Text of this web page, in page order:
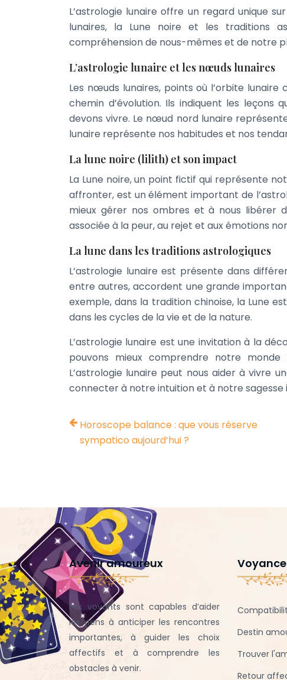
L’astrologie lunaire offre un regard unique
lunaires, la Lune noire et les traditions
compréhension de nous-mêmes et de notre
L’astrologie lunaire et les nœuds lunaires
Les nœuds lunaires, points où l’orbite
chemin d’évolution. Ils indiquent les leçons
devons vivre. Le nœud nord lunaire
lunaire représente nos habitudes et nos
La lune noire (lilith) et son impact
La Lune noire, un point fictif qui représente
affronter, est un élément important de
mieux gérer nos ombres et à nous libérer
associée à la peur, au rejet et aux émotions
La lune dans les traditions astrologiques
L’astrologie lunaire est présente dans
entre autres, accordent une grande
exemple, dans la tradition chinoise, la Lune
dans les cycles de la vie et de la nature.
L’astrologie lunaire est une invitation à la
pouvons mieux comprendre notre
L’astrologie lunaire peut nous aider à vivre
connecter à notre intuition et à notre sagesse
Horoscope balance : que vous réserve
sympatico aujourd’hui ?
Avenir amoureux
Les voyants sont capables d’aider
les gens à anticiper les rencontres
importantes, à guider les choix
affectifs et à comprendre les
obstacles à venir.
Destin
Trouver
Retour